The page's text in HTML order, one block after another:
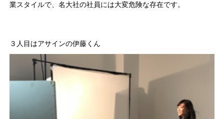
業スタイルで、名大社の社員には大変危険な存在です。
３人目はアサインの伊藤くん